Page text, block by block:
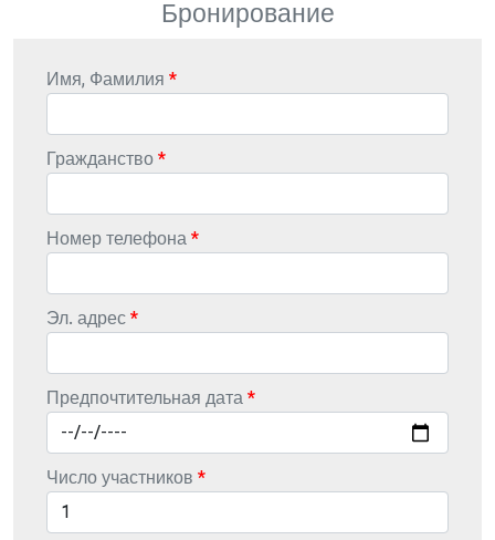
Бронирование
Имя, Фамилия
Гражданство
Номер телефона
Эл. адрес
Предпочтительная дата
Число участников